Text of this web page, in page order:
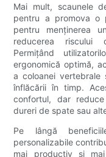
Mai mult, scaunele
pentru a promova o
pentru menținerea
reducerea riscului
Permițând
ergonomică optimă,
a coloanei vertebrale
înflăcării în timp.
confortul, dar
dureri de spate sau
Pe lângă
personalizabile
mai productiv și